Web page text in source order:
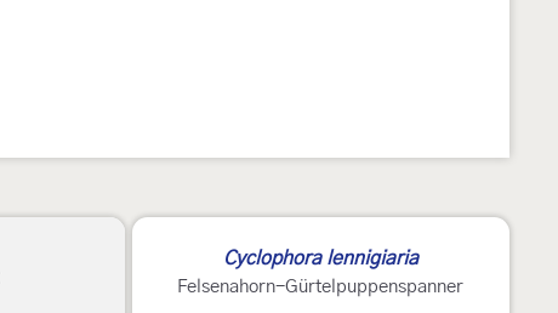
Cyclophora lennigiaria
Felsenahorn-Gürtelpuppenspanner